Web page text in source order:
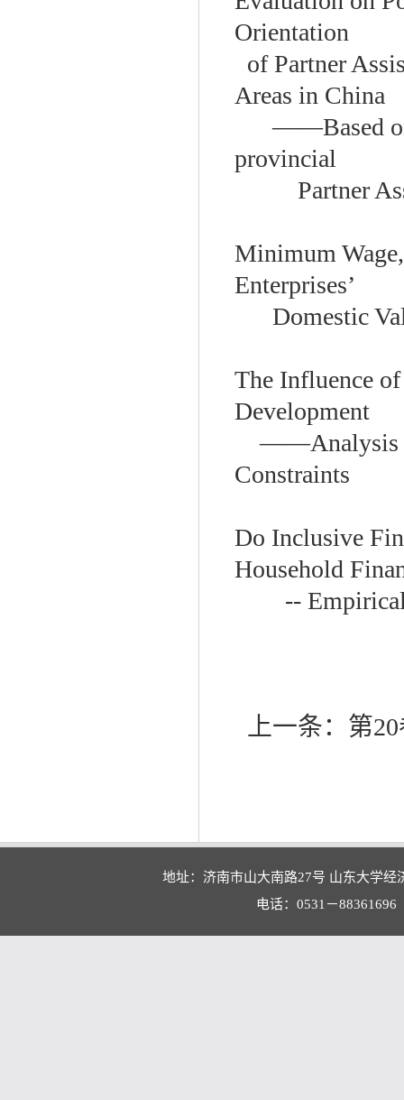
Orientation
of Partner
Areas in China
——Based
provincial
Partner
Minimum
Enterprises’
Domestic
The Influence
Development
——Analysis
Constraints
Do Inclusive
Household
--
上一条： 第
地址：济南市山大南路27号 山东大学
电话：0531－